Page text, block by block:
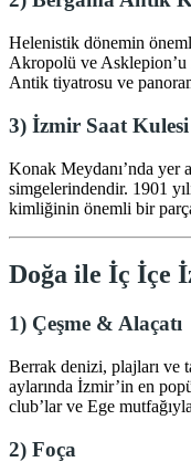
Helenistik dönemin
Akropolü ve Asklepion’u
Antik tiyatrosu ve
3) İzmir Saat Kulesi
Konak Meydanı’nda yer
simgelerindendir. 1901
kimliğinin önemli bir
Doğa ile İç İçe
1) Çeşme & Alaçatı
Berrak denizi, plajları ve
aylarında İzmir’in en
club’lar ve Ege
2) Foça